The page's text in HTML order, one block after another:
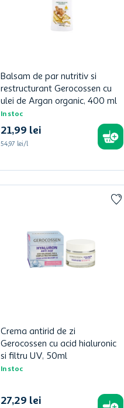
Balsam de par nutritiv si
restructurant Gerocossen cu
ulei de Argan organic, 400 ml
In stoc
21,99 lei
54,97 lei/l
Crema antirid de zi
Gerocossen cu acid hialuronic
si filtru UV, 50ml
In stoc
27,29 lei